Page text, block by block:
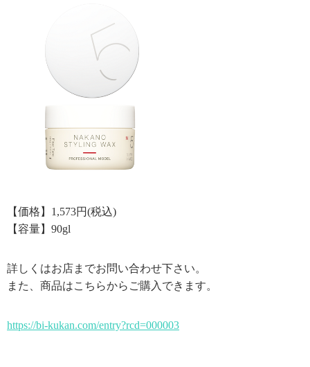
【価格】1,573円(税込)
【容量】90gl
詳しくはお店までお問い合わせ下さい。
また、商品はこちらからご購入できます。
https://bi-kukan.com/entry?rcd=000003